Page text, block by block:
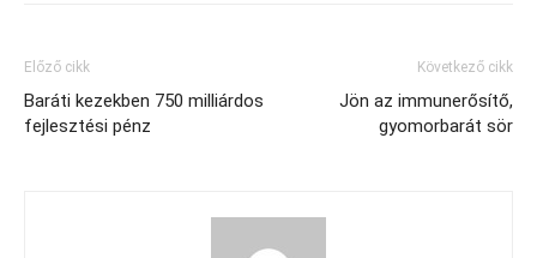
Előző cikk
Baráti kezekben 750 milliárdos
fejlesztési pénz
Következő cikk
Jön az immunerősítő,
gyomorbarát sör